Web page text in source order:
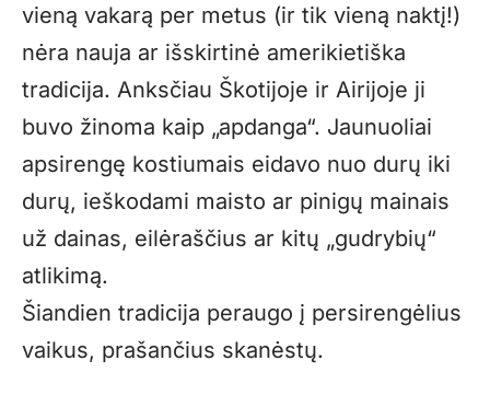
vieną vakarą per metus (ir tik vieną naktį!)
nėra nauja ar išskirtinė amerikietiška
tradicija. Anksčiau Škotijoje ir Airijoje ji
buvo žinoma kaip „apdanga“. Jaunuoliai
apsirengę kostiumais eidavo nuo durų iki
durų, ieškodami maisto ar pinigų mainais
už dainas, eilėraščius ar kitų „gudrybių“
atlikimą.
Šiandien tradicija peraugo į persirengėlius
vaikus, prašančius skanėstų.